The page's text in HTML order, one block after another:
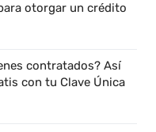
otorgar un crédito
contratados? Así
con tu Clave Única